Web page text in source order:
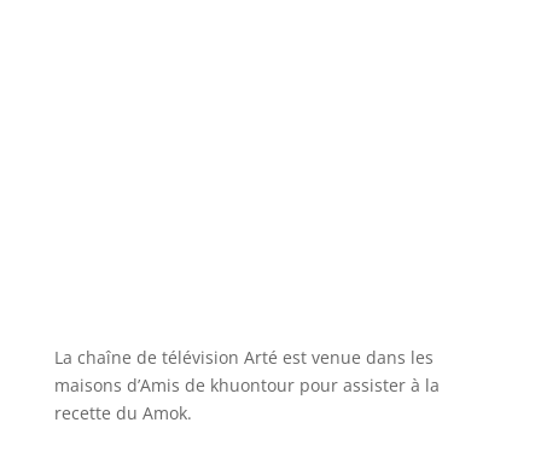
La chaîne de télévision Arté est venue dans les
maisons d’Amis de khuontour pour assister à la
recette du Amok.